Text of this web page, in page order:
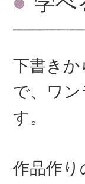
下書き
で、ワ
す。
作品作